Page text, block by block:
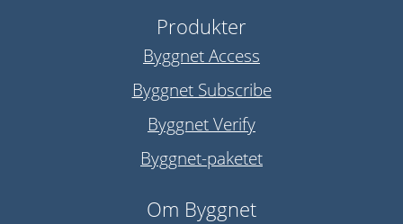
Produkter
Byggnet Access
Byggnet Subscribe
Byggnet Verify
Byggnet-paketet
Om Byggnet